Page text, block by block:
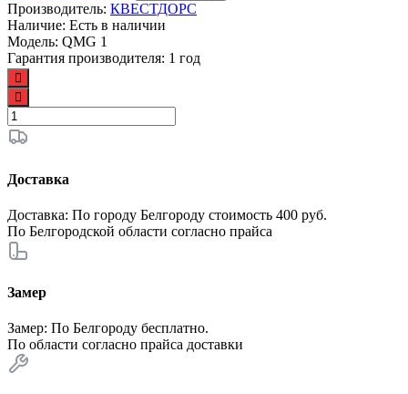
Производитель: КВЕСТДОРС
Наличие: Есть в наличии
Модель: QMG 1
Гарантия производителя: 1 год
Доставка
Доставка: По городу Белгороду стоимость 400 руб.
По Белгородской области согласно прайса
Замер
Замер: По Белгороду бесплатно.
По области согласно прайса доставки